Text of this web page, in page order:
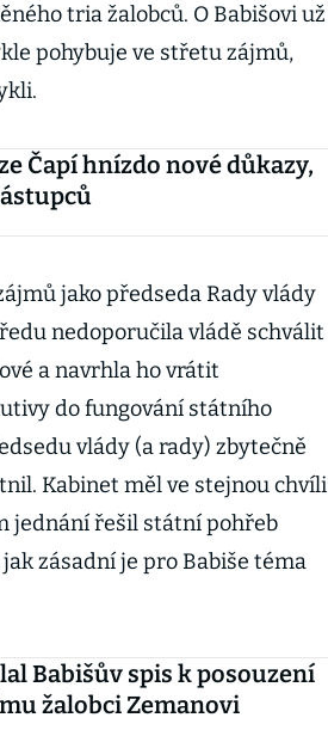
tria žalobců. O Babišovi už
pohybuje ve střetu zájmů,
Čapí hnízdo nové důkazy,
jako předseda Rady vlády
nedoporučila vládě schválit
a navrhla ho vrátit
do fungování státního
vlády (a rady) zbytečně
Kabinet měl ve stejnou chvíli
jednání řešil státní pohřeb
zásadní je pro Babiše téma
Babišův spis k posouzení
žalobci Zemanovi